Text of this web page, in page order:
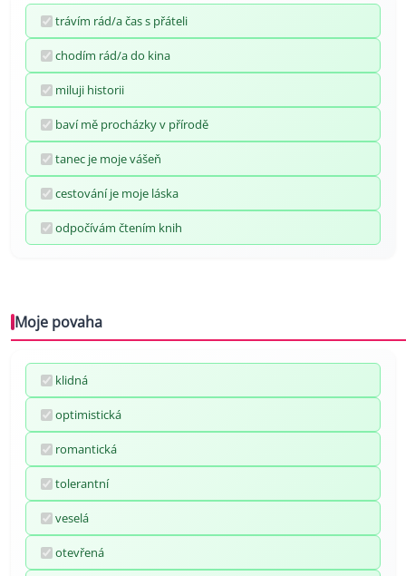
trávím rád/a čas s přáteli
chodím rád/a do kina
miluji historii
baví mě procházky v přírodě
tanec je moje vášeň
cestování je moje láska
odpočívám čtením knih
Moje povaha
klidná
optimistická
romantická
tolerantní
veselá
otevřená